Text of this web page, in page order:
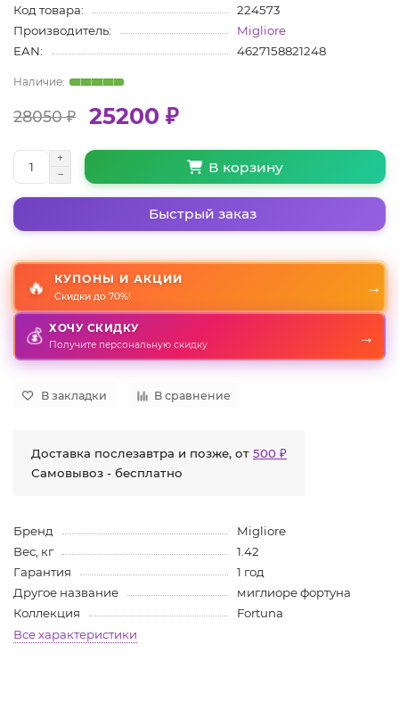
Код товара:
224573
Производитель:
Migliore
EAN:
4627158821248
28050 ₽ 25200 ₽
В корзину
Быстрый заказ
🔥 КУПОНЫ И АКЦИИ
Скидки до 70%!
→
💰 ХОЧУ СКИДКУ
Получите персональную скидку →
В закладки В сравнение
Доставка послезавтра и позже, от 500 ₽
Самовывоз - бесплатно
Бренд
Migliore
Вес, кг
1.42
Гарантия
1 год
Другое название
миглиоре фортуна
Коллекция
Fortuna
Все характеристики